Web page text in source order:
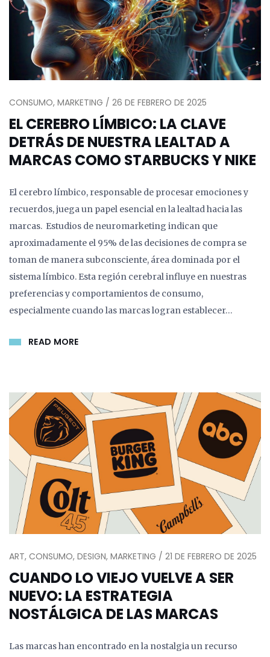
CONSUMO, MARKETING / 26 DE FEBRERO DE 2025
EL CEREBRO LÍMBICO: LA CLAVE
DETRÁS DE NUESTRA LEALTAD A
MARCAS COMO STARBUCKS Y NIKE
El cerebro límbico, responsable de procesar emociones y
recuerdos, juega un papel esencial en la lealtad hacia las
marcas. Estudios de neuromarketing indican que
aproximadamente el 95% de las decisiones de compra se
toman de manera subconsciente, área dominada por el
sistema límbico. Esta región cerebral influye en nuestras
preferencias y comportamientos de consumo,
especialmente cuando las marcas logran establecer…
READ MORE
ART, CONSUMO, DESIGN, MARKETING / 21 DE FEBRERO DE 2025
CUANDO LO VIEJO VUELVE A SER
NUEVO: LA ESTRATEGIA
NOSTÁLGICA DE LAS MARCAS
Las marcas han encontrado en la nostalgia un recurso